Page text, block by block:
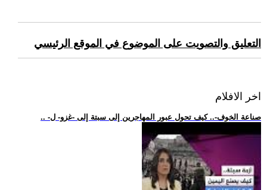
التعليق والتصويت على الموضوع في الموقع الرئيسي
اخر الافلام
.. -صناعة الخوف-.. كيف تحول عبور المهاجرين إلى سبتة إلى -غزو- ل